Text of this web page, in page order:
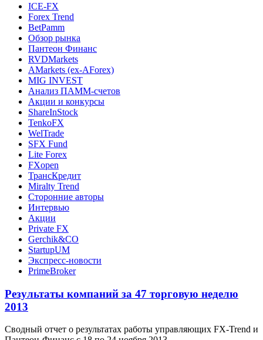
ICE-FX
Forex Trend
BetPamm
Обзор рынка
Пантеон Финанс
RVDMarkets
AMarkets (ex-AForex)
MIG INVEST
Анализ ПАММ-счетов
Акции и конкурсы
ShareInStock
TenkoFX
WelTrade
SFX Fund
Lite Forex
FXopen
ТрансКредит
Miralty Trend
Сторонние авторы
Интервью
Акции
Private FX
Gerchik&CO
StartupUM
Экспресс-новости
PrimeBroker
Результаты компаний за 47 торговую неделю
2013
Сводный отчет о результатах работы управляющих FX-Trend и